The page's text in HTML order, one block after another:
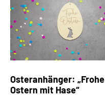
Osteranhänger: „Frohe
Ostern mit Hase“